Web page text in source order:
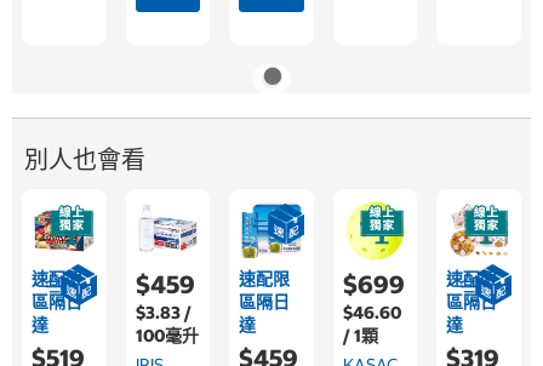
別人也會看
速配限
區隔日
達
$519
$459
$3.83 /
100毫升
速配限
區隔日
達
$459
$699
$46.60
/ 1顆
速配限
區隔日
達
$319